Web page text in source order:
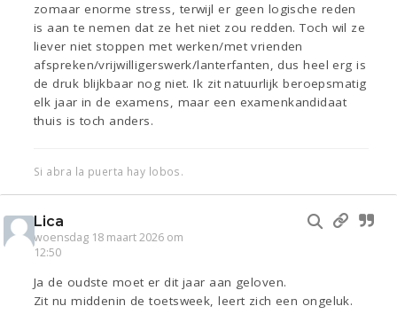
zomaar enorme stress, terwijl er geen logische reden
is aan te nemen dat ze het niet zou redden. Toch wil ze
liever niet stoppen met werken/met vrienden
afspreken/vrijwilligerswerk/lanterfanten, dus heel erg is
de druk blijkbaar nog niet. Ik zit natuurlijk beroepsmatig
elk jaar in de examens, maar een examenkandidaat
thuis is toch anders.
Si abra la puerta hay lobos.
Lica
woensdag 18 maart 2026 om
12:50
Ja de oudste moet er dit jaar aan geloven.
Zit nu middenin de toetsweek, leert zich een ongeluk.